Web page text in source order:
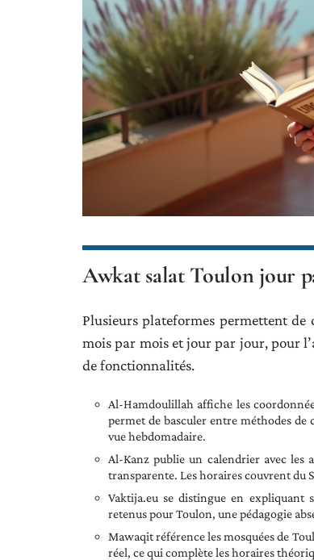
Awkat salat Toulon jour
Plusieurs plateformes permettent
mois par mois et jour par jour, pour
de fonctionnalités.
Al-Hamdoulillah affiche les
permet de basculer entre méthodes
vue hebdomadaire.
Al-Kanz publie un calendrier avec les
transparente. Les horaires couvrent du
Vaktija.eu se distingue en expliquant
retenus pour Toulon, une pédagogie
Mawaqit référence les mosquées de
réel, ce qui complète les horaires